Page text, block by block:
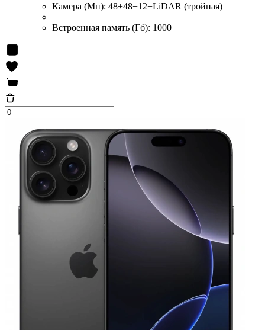
Камера (Мп): 48+48+12+LiDAR (тройная)
Встроенная память (Гб): 1000